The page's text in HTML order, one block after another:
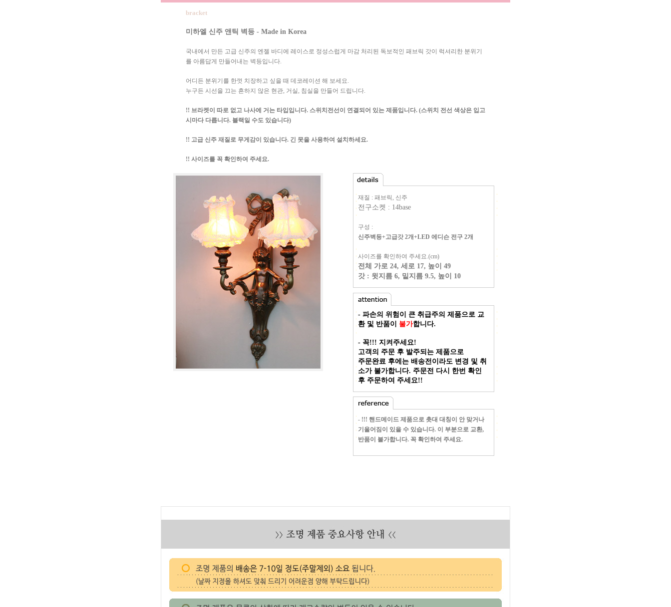
bracket
미하엘 신주 앤틱 벽등 - Made in Korea
국내에서 만든 고급 신주의 엔젤 바디에 레이스로 정성스럽게 마감 처리된 독보적인 패브릭 갓이 럭셔리한 분위기
를 아름답게 만들어내는 벽등입니다.
어디든 분위기를 한껏 치장하고 싶을 때 데코레이션 해 보세요.
누구든 시선을 끄는 흔하지 않은 현관, 거실, 침실을 만들어 드립니다.
!! 브라켓이 따로 없고 나사에 거는 타입입니다. 스위치전선이 연결되어 있는 제품입니다. (스위치 전선 색상은 입고
시마다 다릅니다. 블랙일 수도 있습니다)
!! 고급 신주 재질로 무게감이 있습니다. 긴 못을 사용하여 설치하세요.
!! 사이즈를 꼭 확인하여 주세요.
재질 : 패브릭, 신주
전구소켓 : 14base
구성 :
신주벽등+고급갓 2개+LED 에디슨 전구 2개
사이즈를 확인하여 주세요.(cm)
전체 가로 24, 세로 17, 높이 49
갓 : 윗지름 6, 밑지름 9.5, 높이 10
- 파손의 위험이 큰 취급주의 제품으로 교
환 및 반품이 불가합니다.
- 꼭!!! 지켜주세요!
고객의 주문 후 발주되는 제품으로
주문완료 후에는 배송전이라도 변경 및 취
소가 불가합니다. 주문전 다시 한번 확인
후 주문하여 주세요!!
- !!! 핸드메이드 제품으로 촛대 대칭이 안 맞거나
기울어짐이 있을 수 있습니다. 이 부분으로 교환,
반품이 불가합니다. 꼭 확인하여 주세요.